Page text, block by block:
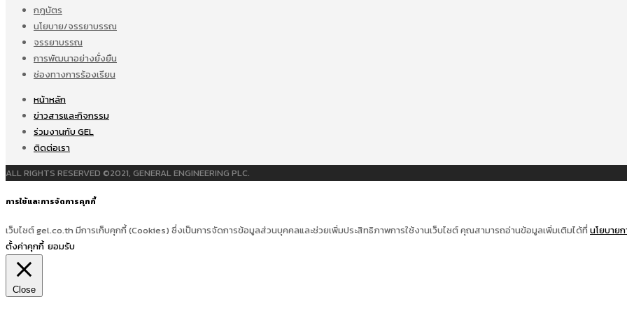
กฎบัตร
นโยบาย/จรรยาบรรณ
จรรยาบรรณ
การพัฒนาอย่างยั่งยืน
ช่องทางการร้องเรียน
หน้าหลัก
ข่าวสารและกิจกรรม
ร่วมงานกับ GEL
ติดต่อเรา
ALL RIGHTS RESERVED ©2021, GENERAL ENGINEERING PLC.
การใช้และการจัดการคุกกี้
เว็บไซต์ gel.co.th มีการเก็บคุกกี้ (Cookies) ซึ่งเป็นการจัดการข้อมูลส่วนบุคคลและช่วยเพิ่มประสิทธิภาพการใช้งานเว็บไซต์ คุณสามารถอ่านข้อมูลเพิ่มเติมได้ที่ นโยบาย
ตั้งค่าคุกกี้ ยอมรับ
Close